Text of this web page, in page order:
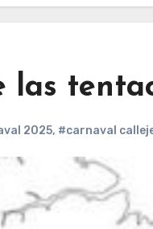
2025, #carnaval